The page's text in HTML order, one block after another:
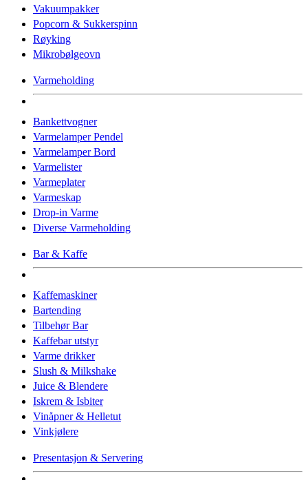
Vakuumpakker
Popcorn & Sukkerspinn
Røyking
Mikrobølgeovn
Varmeholding
Bankettvogner
Varmelamper Pendel
Varmelamper Bord
Varmelister
Varmeplater
Varmeskap
Drop-in Varme
Diverse Varmeholding
Bar & Kaffe
Kaffemaskiner
Bartending
Tilbehør Bar
Kaffebar utstyr
Varme drikker
Slush & Milkshake
Juice & Blendere
Iskrem & Isbiter
Vinåpner & Helletut
Vinkjølere
Presentasjon & Servering